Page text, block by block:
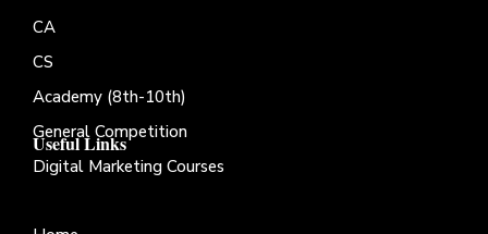
CA
CS
Academy (8th-10th)
General Competition
Digital Marketing Courses
Useful Links